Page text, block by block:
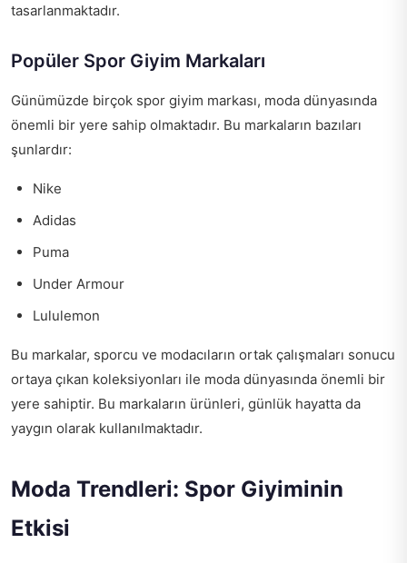
tasarlanmaktadır.
Popüler Spor Giyim Markaları
Günümüzde birçok spor giyim markası, moda dünyasında
önemli bir yere sahip olmaktadır. Bu markaların bazıları
şunlardır:
Nike
Adidas
Puma
Under Armour
Lululemon
Bu markalar, sporcu ve modacıların ortak çalışmaları sonucu
ortaya çıkan koleksiyonları ile moda dünyasında önemli bir
yere sahiptir. Bu markaların ürünleri, günlük hayatta da
yaygın olarak kullanılmaktadır.
Moda Trendleri: Spor Giyiminin
Etkisi